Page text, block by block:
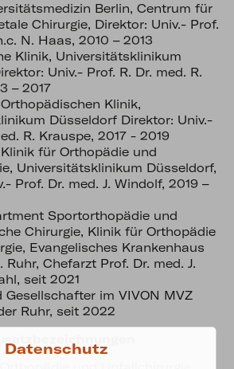
Berlin, Centrum für
Chirurgie, Direktor: Univ.- Prof.
N. Haas, 2010 – 2013
Klinik, Universitätsklinikum
Univ.- Prof. R. Dr. med. R.
– 2017
Klinik,
Düsseldorf Direktor: Univ.-
R. Krauspe, 2017 - 2019
für Orthopädie und
Universitätsklinikum Düsseldorf,
Prof. Dr. med. J. Windolf, 2019 –
Sportorthopädie und
Chirurgie, Klinik für Orthopädie
Evangelisches Krankenhaus
Ruhr, Chefarzt Prof. Dr. med. J.
seit 2021
Gesellschafter im VIVON MVZ
Ruhr, seit 2022
Datenschutz